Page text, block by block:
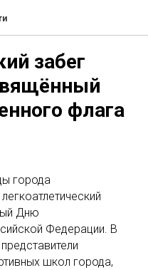
забег
флага
города
Дню
Федерации. В
школ города,